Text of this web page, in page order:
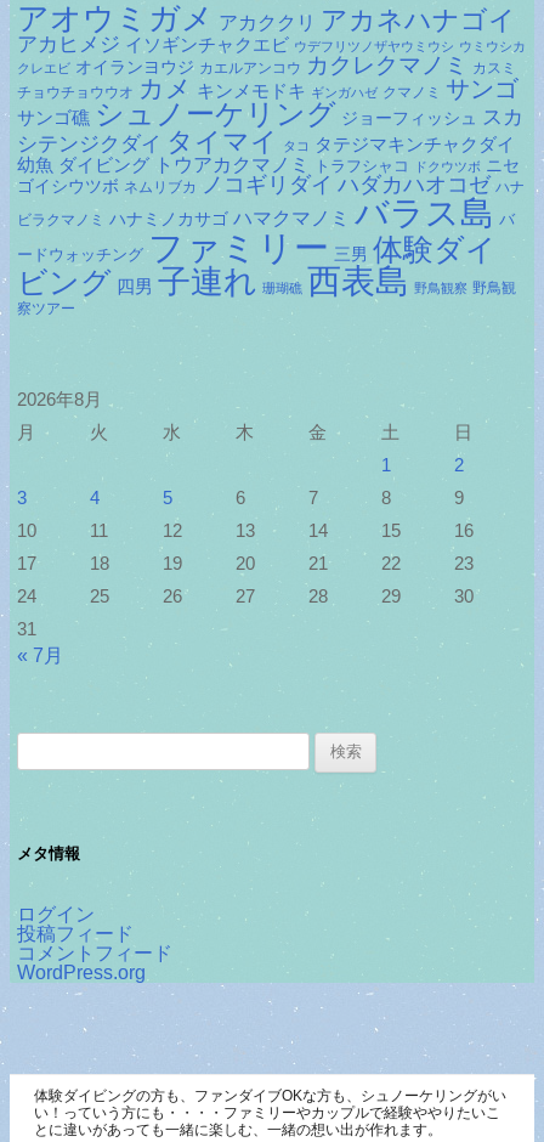
アオウミガメ アカククリ アカネハナゴイ
アカヒメジ イソギンチャクエビ ウデフリツノザヤウミウシ ウミウシカ
クレエビ オイランヨウジ カエルアンコウ カクレクマノミ
カスミ
チョウチョウウオ カメ キンメモドキ ギンガハゼ クマノミ サンゴ
サンゴ礁 シュノーケリング ジョーフィッシュ スカ
シテンジクダイ タイマイ タコ
タテジマキンチャクダイ
幼魚 ダイビング トウアカクマノミ トラフシャコ ドクウツボ ニセ
ゴイシウツボ ネムリブカ ノコギリダイ ハダカハオコゼ ハナ
ビラクマノミ ハナミノカサゴ ハマクマノミ バラス島 バ
ードウォッチング ファミリー 三男 体験ダイ
ビング 四男 子連れ 珊瑚礁 西表島 野鳥観察 野鳥観
察ツアー
2026年8月
月
火 水 木 金 土
日
1
2
3
4 5 6 7 8
9
10
11 12 13 14 15
16
17
18 19 20 21 22
23
24
25 26 27 28 29
30
31
« 7月
メタ情報
ログイン
投稿フィード
コメントフィード
WordPress.org
体験ダイビングの方も、ファンダイブOKな方も、シュノーケリングがい
い！っていう方にも・・・・ファミリーやカップルで経験ややりたいこ
とに違いがあっても一緒に楽しむ、一緒の想い出が作れます。